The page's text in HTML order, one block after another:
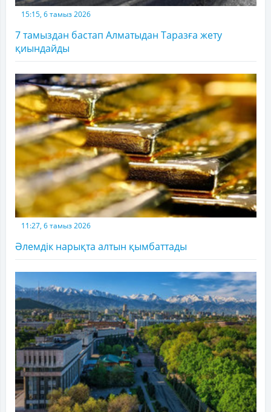
15:15, 6 тамыз 2026
7 тамыздан бастап Алматыдан Таразға жету
қиындайды
11:27, 6 тамыз 2026
Әлемдік нарықта алтын қымбаттады